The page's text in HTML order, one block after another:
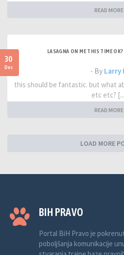
READ MORE
30
Dec
LASAGNA ON ME THIS TIME
- By Larry
this should be fantastic. but what
etc etc?
READ MORE
LOAD MORE
BIH PRAVO
Portal BiH Pravo je
poboljšanja komunikacije